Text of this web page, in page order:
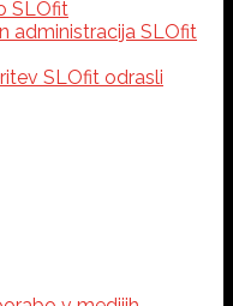
SLOfit
administracija SLOfit
SLOfit odrasli